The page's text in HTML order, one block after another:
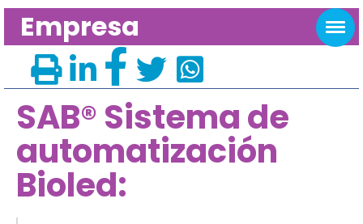
Empresa
SAB® Sistema de
automatización
Bioled: